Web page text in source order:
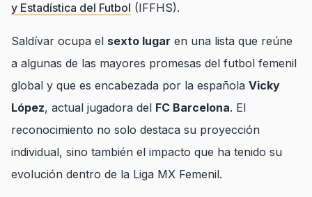
y Estadística del Futbol (IFFHS).
Saldívar ocupa el sexto lugar en una lista que reúne
a algunas de las mayores promesas del futbol femenil
global y que es encabezada por la española Vicky
López, actual jugadora del FC Barcelona. El
reconocimiento no solo destaca su proyección
individual, sino también el impacto que ha tenido su
evolución dentro de la Liga MX Femenil.